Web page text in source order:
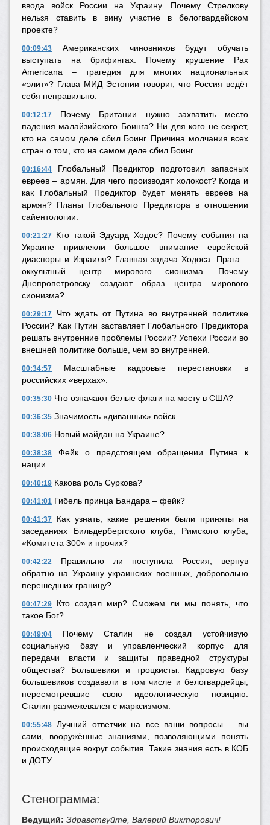
ввода войск России на Украину. Почему Стрелкову
нельзя ставить в вину участие в белогвардейском
проекте?
00:09:43 Американских чиновников будут обучать
выступать на брифингах. Почему крушение Pax
Americana – трагедия для многих национальных
«элит»? Глава МИД Эстонии говорит, что Россия ведёт
себя неправильно.
00:12:17 Почему Британии нужно захватить место
падения малайзийского Боинга? Ни для кого не секрет,
кто на самом деле сбил Боинг. Причина молчания всех
стран о том, кто на самом деле сбил Боинг.
00:16:44 Глобальный Предиктор подготовил запасных
евреев – армян. Для чего производят холокост? Когда и
как Глобальный Предиктор будет менять евреев на
армян? Планы Глобального Предиктора в отношении
сайентологии.
00:21:27 Кто такой Эдуард Ходос? Почему события на
Украине привлекли большое внимание еврейской
диаспоры и Израиля? Главная задача Ходоса. Прага –
оккультный центр мирового сионизма. Почему
Днепропетровску создают образ центра мирового
сионизма?
00:29:17 Что ждать от Путина во внутренней политике
России? Как Путин заставляет Глобального Предиктора
решать внутренние проблемы России? Успехи России во
внешней политике больше, чем во внутренней.
00:34:57 Масштабные кадровые перестановки в
российских «верхах».
00:35:30 Что означают белые флаги на мосту в США?
00:36:35 Значимость «диванных» войск.
00:38:06 Новый майдан на Украине?
00:38:38 Фейк о предстоящем обращении Путина к
нации.
00:40:19 Какова роль Суркова?
00:41:01 Гибель принца Бандара – фейк?
00:41:37 Как узнать, какие решения были приняты на
заседаниях Бильдербергского клуба, Римского клуба,
«Комитета 300» и прочих?
00:42:22 Правильно ли поступила Россия, вернув
обратно на Украину украинских военных, добровольно
перешедших границу?
00:47:29 Кто создал мир? Сможем ли мы понять, что
такое Бог?
00:49:04 Почему Сталин не создал устойчивую
социальную базу и управленческий корпус для
передачи власти и защиты праведной структуры
общества? Большевики и троцкисты. Кадровую базу
большевиков создавали в том числе и белогвардейцы,
пересмотревшие свою идеологическую позицию.
Сталин размежевался с марксизмом.
00:55:48 Лучший ответчик на все ваши вопросы – вы
сами, вооружённые знаниями, позволяющими понять
происходящие вокруг события. Такие знания есть в КОБ
и ДОТУ.
Стенограмма:
Ведущий: Здравствуйте, Валерий Викторович!